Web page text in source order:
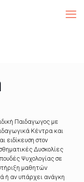
Παιδαγωγος με
Κέντρα και
ειδίκευση στον
Δυσκολίες
Ψυχολογίας σε
μαθητών
ή αν υπάρχει ανάγκη